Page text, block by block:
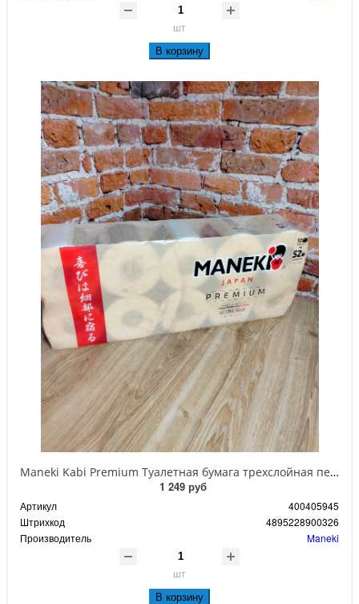
шт
В корзину
Maneki Kabi Premium Туалетная бумага трехслойная перфорированная с ароматом ромашки 10 рулонов
1 249 руб
Артикул
400405945
Штрихкод
4895228900326
Производитель
Maneki
шт
В корзину